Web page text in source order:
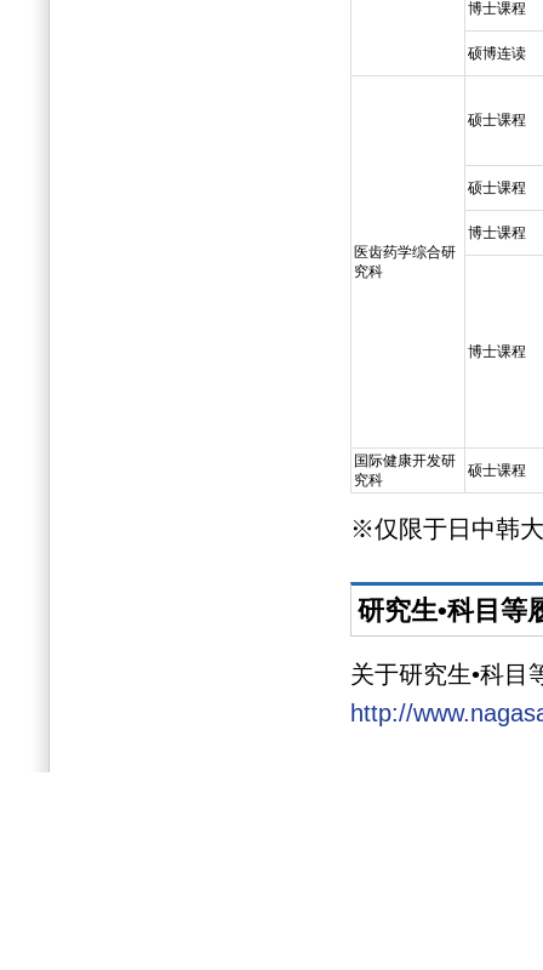
博士课程
硕博连读
医齿药学综合研
究科
硕士课程
硕士课程
博士课程
博士课程
国际健康开发研
究科
硕士课程
※仅限于日中韩
研究生•科目等
关于研究生•科目
http://